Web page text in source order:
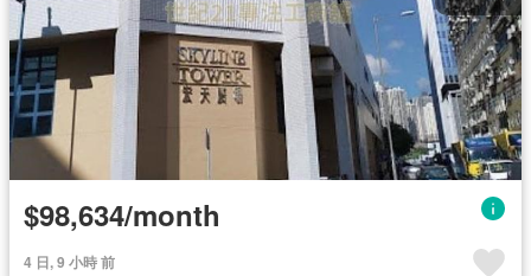
$98,634/month
4 日, 9 小時 前